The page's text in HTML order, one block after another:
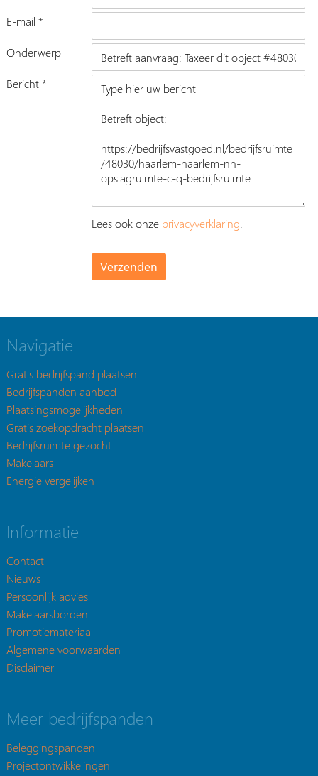
E-mail *
Onderwerp
Bericht *
Lees ook onze privacyverklaring
Navigatie
Gratis bedrijfspand plaatsen
Bedrijfspanden aanbod
Plaatsingsmogelijkheden
Gratis zoekopdracht plaatsen
Bedrijfsruimte gezocht
Makelaars
Energie vergelijken
Informatie
Contact
Nieuws
Persoonlijk advies
Makelaarsborden
Promotiemateriaal
Algemene voorwaarden
Disclaimer
Meer bedrijfspanden
Beleggingspanden
Projectontwikkelingen